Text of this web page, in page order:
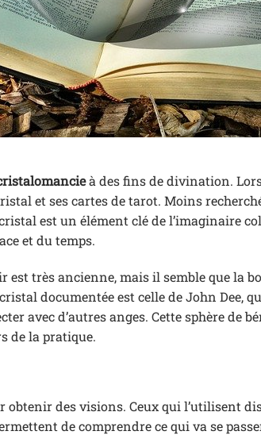
à des fins de divination.
et ses cartes de tarot. Moins
est un élément clé de l’imaginaire
et du temps.
est très ancienne, mais il semble que la
documentée est celle de John Dee,
avec d’autres anges. Cette sphère
de la pratique.
obtenir des visions. Ceux qui l’utilisent
de comprendre ce qui va se